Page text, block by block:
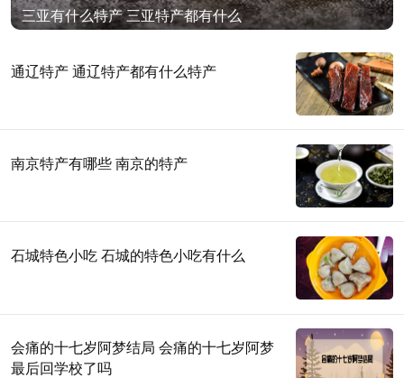
三亚有什么特产 三亚特产都有什么
通辽特产 通辽特产都有什么特产
南京特产有哪些 南京的特产
石城特色小吃 石城的特色小吃有什么
会痛的十七岁阿梦结局 会痛的十七岁阿梦
最后回学校了吗